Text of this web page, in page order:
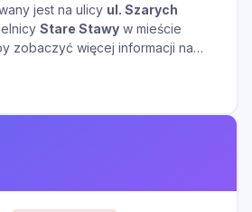
jest na ulicy ul. Szarych
Stare Stawy w mieście
zobaczyć więcej informacji na